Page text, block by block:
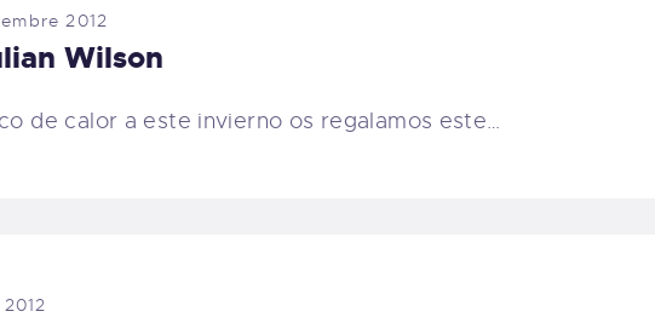
2012
Wilson
de calor a este invierno os regalamos este…